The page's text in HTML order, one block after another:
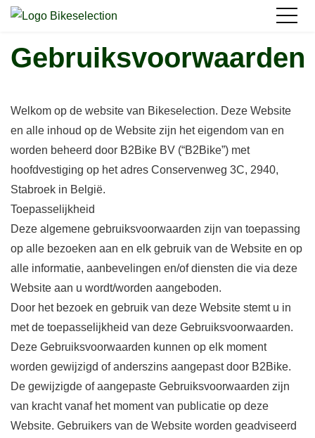
Gebruiksvoorwaarden
Welkom op de website van Bikeselection. Deze Website
en alle inhoud op de Website zijn het eigendom van en
worden beheerd door B2Bike BV (“B2Bike”) met
hoofdvestiging op het adres Conservenweg 3C, 2940,
Stabroek in België.
Toepasselijkheid
Deze algemene gebruiksvoorwaarden zijn van toepassing
op alle bezoeken aan en elk gebruik van de Website en op
alle informatie, aanbevelingen en/of diensten die via deze
Website aan u wordt/worden aangeboden.
Door het bezoek en gebruik van deze Website stemt u in
met de toepasselijkheid van deze Gebruiksvoorwaarden.
Deze Gebruiksvoorwaarden kunnen op elk moment
worden gewijzigd of anderszins aangepast door B2Bike.
De gewijzigde of aangepaste Gebruiksvoorwaarden zijn
van kracht vanaf het moment van publicatie op deze
Website. Gebruikers van de Website worden geadviseerd